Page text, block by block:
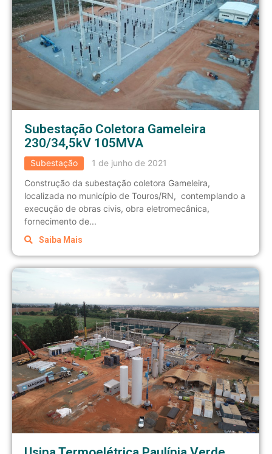
Subestação Coletora Gameleira
230/34,5kV 105MVA
Subestação
1 de junho de 2021
Construção da subestação coletora Gameleira,
localizada no município de Touros/RN, contemplando a
execução de obras civis, obra eletromecânica,
fornecimento de...
Saiba Mais